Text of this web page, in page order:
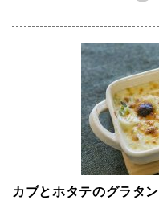
カブとホタテのグラタン